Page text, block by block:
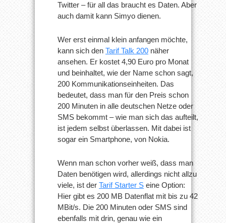
Twitter – für all das braucht es Daten. Aber
auch damit kann Simyo dienen.
Wer erst einmal klein anfangen möchte,
kann sich den Tarif Talk 200 näher
ansehen. Er kostet 4,90 Euro pro Monat
und beinhaltet, wie der Name schon sagt,
200 Kommunikationseinheiten. Das
bedeutet, dass man für den Preis schon
200 Minuten in alle deutschen Netze oder
SMS bekommt – wie man sich das aufteilt,
ist jedem selbst überlassen. Mit dabei ist
sogar ein Smartphone, von Nokia.
Wenn man schon vorher weiß, dass man
Daten benötigen wird, allerdings nicht allzu
viele, ist der Tarif Starter S eine Option:
Hier gibt es 200 MB Datenflat mit bis zu 42
MBit/s. Die 200 Minuten oder SMS sind
ebenfalls mit drin, genau wie ein